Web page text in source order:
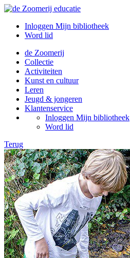
Inloggen Mijn bibliotheek
Word lid
de Zoomerij
Collectie
Activiteiten
Kunst en cultuur
Leren
Jeugd & jongeren
Klantenservice
Inloggen Mijn bibliotheek
Word lid
Terug